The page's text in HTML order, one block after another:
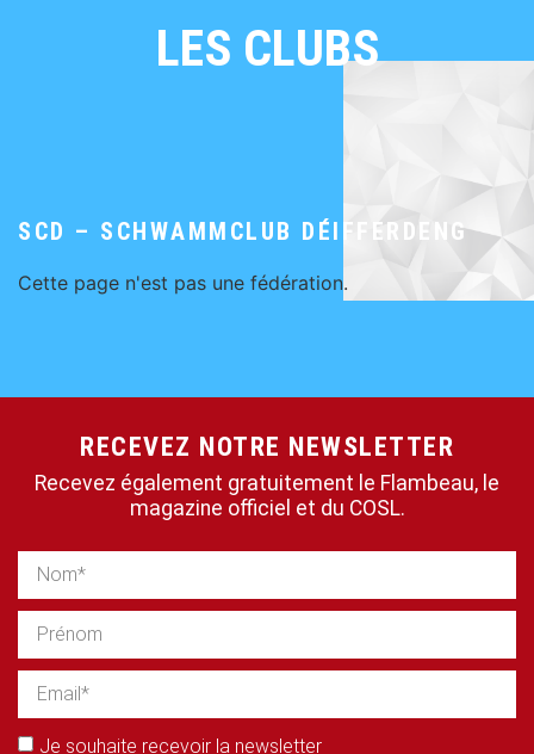
LES CLUBS
SCD – SCHWAMMCLUB DÉIFFERDENG
Cette page n'est pas une fédération.
RECEVEZ NOTRE NEWSLETTER
Recevez également gratuitement le Flambeau, le
magazine officiel et du COSL.
Je souhaite recevoir la newsletter